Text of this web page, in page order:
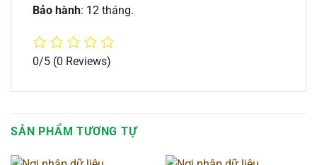
Bảo hành: 12 tháng.
0/5 (0 Reviews)
SẢN PHẨM TƯƠNG TỰ